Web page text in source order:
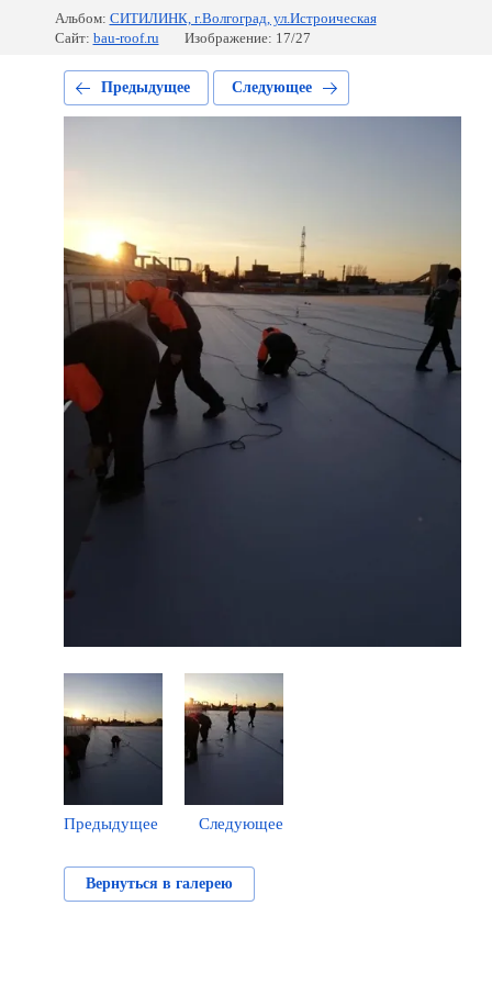
Альбом: СИТИЛИНК, г.Волгоград, ул.Истроическая
Сайт: bau-roof.ru Изображение: 17/27
Предыдущее Следующее
Предыдущее Следующее
Вернуться в галерею